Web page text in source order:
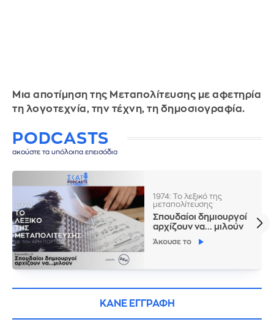
Μια αποτίμηση της Μεταπολίτευσης με αφετηρία
τη λογοτεχνία, την τέχνη, τη δημοσιογραφία.
PODCASTS
ακούστε τα υπόλοιπα επεισόδια
1974: Το λεξικό της
μεταπολίτευσης
Σπουδαίοι δημιουργοί
αρχίζουν να... μιλούν
Άκουσε το
ΚΑΝΕ ΕΓΓΡΑΦΗ